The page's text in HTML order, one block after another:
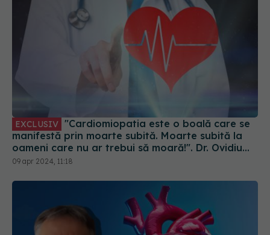
EXCLUSIV
manifestă prin moarte subită. Moarte subită la
oameni care nu ar trebui să moară!". Dr. Ovidiu
Chioncel: Ce înseamnă scump când salvezi viața
09 apr 2024, 11:18